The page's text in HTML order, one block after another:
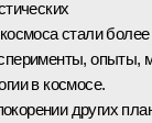
стали более
опыты,
в космосе.
других